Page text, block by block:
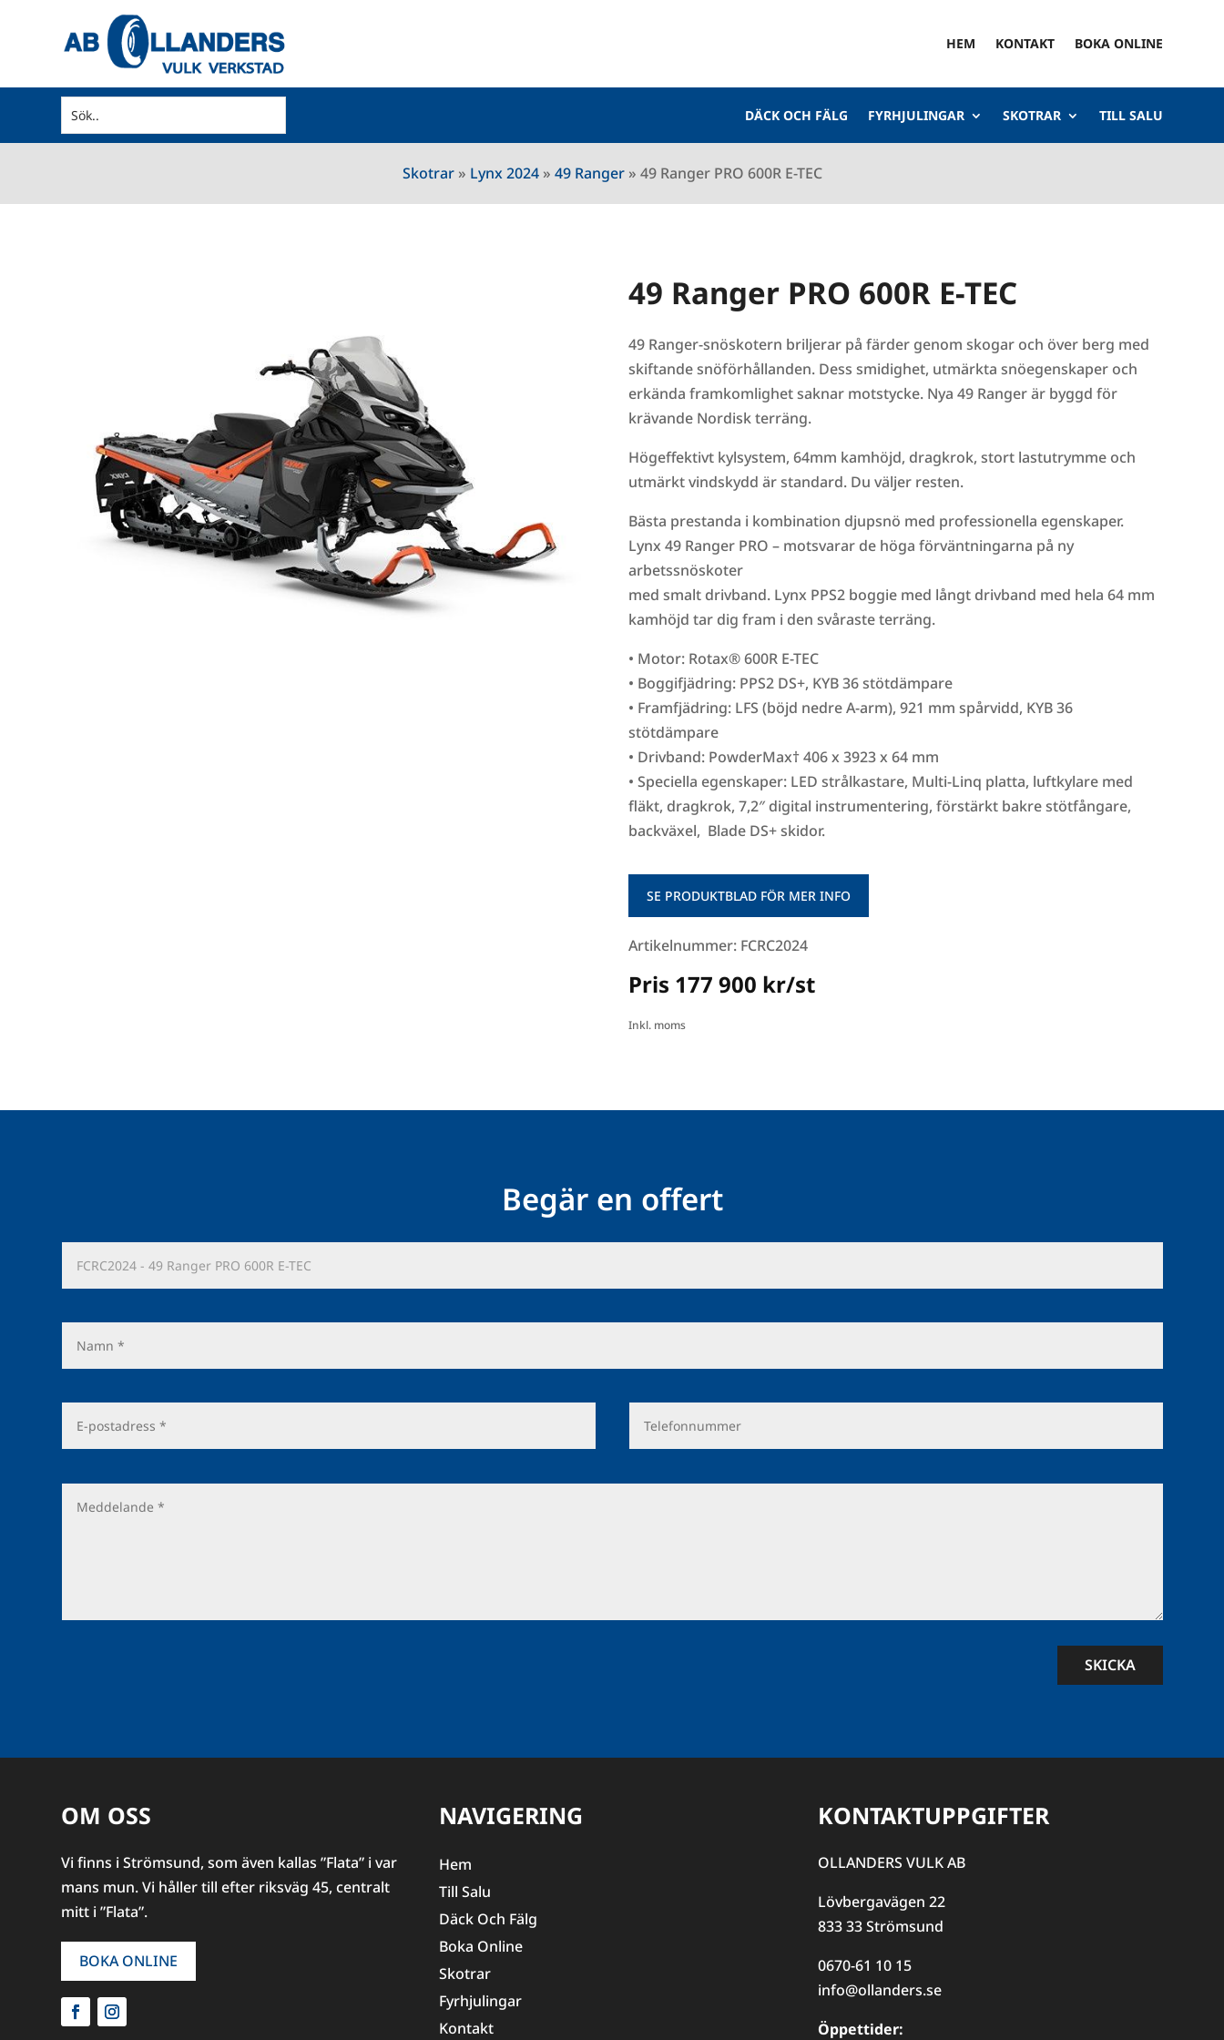
HEM KONTAKT BOKA ONLINE
DÄCK OCH FÄLG FYRHJULINGAR SKOTRAR TILL SALU
Skotrar» Lynx 2024» 49 Ranger» 49 Ranger PRO 600R E-TEC
49 Ranger PRO 600R E-TEC
49 Ranger-snöskotern briljerar på färder genom skogar och över berg med
skiftande snöförhållanden. Dess smidighet, utmärkta snöegenskaper och
erkända framkomlighet saknar motstycke. Nya 49 Ranger är byggd för
krävande Nordisk terräng.
Högeffektivt kylsystem, 64mm kamhöjd, dragkrok, stort lastutrymme och
utmärkt vindskydd är standard. Du väljer resten.
Bästa prestanda i kombination djupsnö med professionella egenskaper.
Lynx 49 Ranger PRO – motsvarar de höga förväntningarna på ny
arbetssnöskoter
med smalt drivband. Lynx PPS2 boggie med långt drivband med hela 64 mm
kamhöjd tar dig fram i den svåraste terräng.
• Motor: Rotax® 600R E-TEC
• Boggifjädring: PPS2 DS+, KYB 36 stötdämpare
• Framfjädring: LFS (böjd nedre A-arm), 921 mm spårvidd, KYB 36
stötdämpare
• Drivband: PowderMax† 406 x 3923 x 64 mm
• Speciella egenskaper: LED strålkastare, Multi-Linq platta, luftkylare med
fläkt, dragkrok, 7,2″ digital instrumentering, förstärkt bakre stötfångare,
backväxel, Blade DS+ skidor.
SE PRODUKTBLAD FÖR MER INFO
Artikelnummer: FCRC2024
Pris 177 900 kr/st
Inkl. moms
Begär en offert
SKICKA
OM OSS
Vi finns i Strömsund, som även kallas ”Flata” i var
mans mun. Vi håller till efter riksväg 45, centralt
mitt i ”Flata”.
BOKA ONLINE
NAVIGERING
Hem
Till Salu
Däck Och Fälg
Boka Online
Skotrar
Fyrhjulingar
Kontakt
KONTAKTUPPGIFTER
OLLANDERS VULK AB
Lövbergavägen 22
833 33 Strömsund
0670-61 10 15
info@ollanders.se
Öppettider: